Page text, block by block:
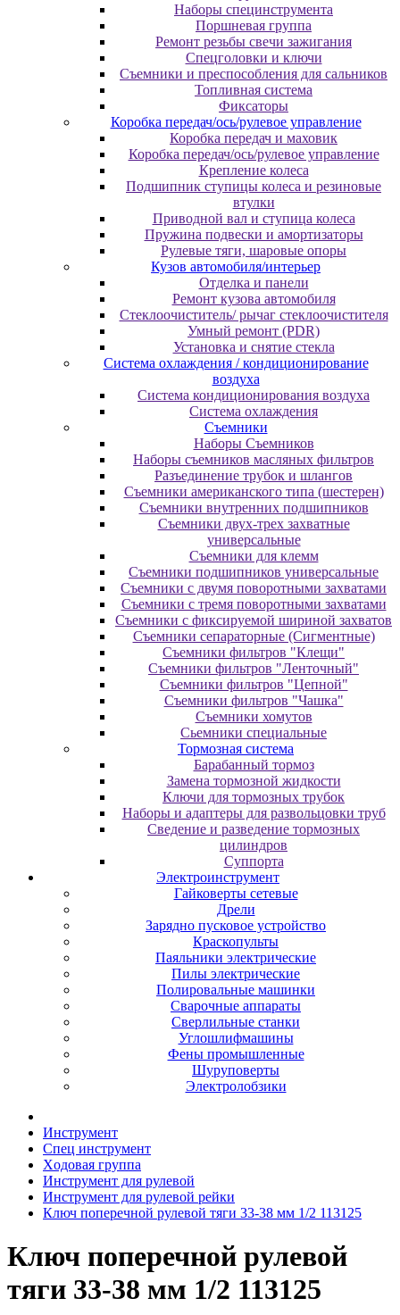
Наборы специнструмента
Поршневая группа
Ремонт резьбы свечи зажигания
Спецголовки и ключи
Съемники и преспособления для сальников
Топливная система
Фиксаторы
Коробка передач/ось/рулевое управление
Коробка передач и маховик
Коробка передач/ось/рулевое управление
Крепление колеса
Подшипник ступицы колеса и резиновые
втулки
Приводной вал и ступица колеса
Пружина подвески и амортизаторы
Рулевые тяги, шаровые опоры
Кузов автомобиля/интерьер
Отделка и панели
Ремонт кузова автомобиля
Стеклоочиститель/ рычаг стеклоочистителя
Умный ремонт (PDR)
Установка и снятие стекла
Система охлаждения / кондиционирование
воздуха
Система кондиционирования воздуха
Система охлаждения
Съемники
Наборы Съемников
Наборы съемников масляных фильтров
Разъединение трубок и шлангов
Съемники американского типа (шестерен)
Съемники внутренних подшипников
Съемники двух-трех захватные
универсальные
Съемники для клемм
Съемники подшипников универсальные
Съемники с двумя поворотными захватами
Съемники с тремя поворотными захватами
Съемники с фиксируемой шириной захватов
Съемники сепараторные (Сигментные)
Съемники фильтров "Клещи"
Съемники фильтров "Ленточный"
Съемники фильтров "Цепной"
Съемники фильтров "Чашка"
Съемники хомутов
Сьемники специальные
Тормозная система
Барабанный тормоз
Замена тормозной жидкости
Ключи для тормозных трубок
Наборы и адаптеры для развольцовки труб
Сведение и разведение тормозных
цилиндров
Суппорта
Электроинструмент
Гайковерты сетевые
Дрели
Зарядно пусковое устройство
Краскопульты
Паяльники электрические
Пилы электрические
Полировальные машинки
Сварочные аппараты
Сверлильные станки
Углошлифмашины
Фены промышленные
Шуруповерты
Электролобзики
Инструмент
Cпeц инcтpумeнт
Xoдoвaя гpуппa
Инcтpумeнт для pулeвoй
Инcтpумeнт для pулeвoй peйки
Ключ поперечной рулевой тяги 33-38 мм 1/2 113125
Ключ поперечной рулевой
тяги 33-38 мм 1/2 113125